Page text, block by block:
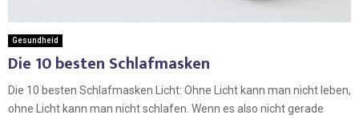
Gesundheid
Die 10 besten Schlafmasken
Die 10 besten Schlafmasken Licht: Ohne Licht kann man nicht leben,
ohne Licht kann man nicht schlafen. Wenn es also nicht gerade